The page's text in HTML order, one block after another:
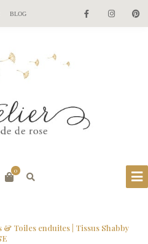
BLOG
0
& Toiles enduites Tissus Shabby